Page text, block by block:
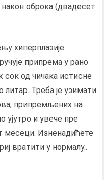
оброка (двадесет
хиперплазије
припрема у рано
сок од чичака истисне
литар. Треба је узимати
припремљених на
ујутро и увече пре
месеци. Изненадићете
вратити у нормалу..